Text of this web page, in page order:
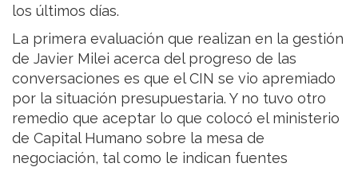
los últimos días.
La primera evaluación que realizan en la gestión
de Javier Milei acerca del progreso de las
conversaciones es que el CIN se vio apremiado
por la situación presupuestaria. Y no tuvo otro
remedio que aceptar lo que colocó el ministerio
de Capital Humano sobre la mesa de
negociación, tal como le indican fuentes